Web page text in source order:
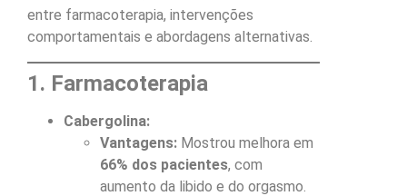
entre farmacoterapia, intervenções
comportamentais e abordagens alternativas.
1. Farmacoterapia
Cabergolina:
Vantagens: Mostrou melhora em
66% dos pacientes, com
aumento da libido e do orgasmo.